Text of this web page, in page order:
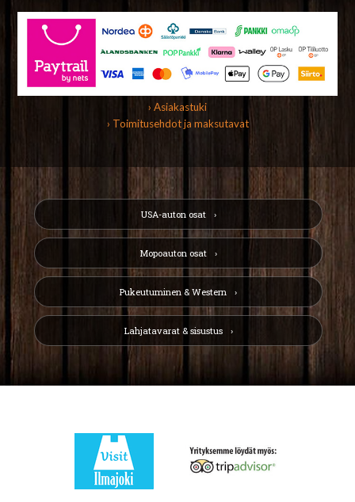
› Asiakastuki
› Toimitusehdot ja maksutavat
USA-auton osat
Mopoauton osat
Pukeutuminen & Western
Lahjatavarat & sisustus